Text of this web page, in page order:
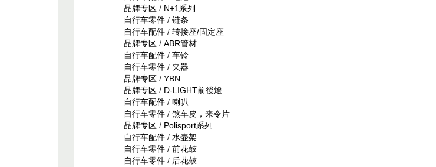
品牌专区/ N+1系列
自行车零件/ 链条
自行车配件/ 转接座/固定座
品牌专区/ ABR管材
自行车配件/ 车铃
自行车零件/ 夹器
品牌专区/ YBN
品牌专区/ D-LIGHT前後燈
自行车配件/ 喇叭
自行车零件/ 煞车皮，来令片
品牌专区/ Polisport系列
自行车配件/ 水壶架
自行车零件/ 前花鼓
自行车零件/ 后花鼓